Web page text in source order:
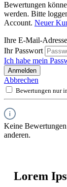
Bewertungen
werden. Bitte
Account. Neuer
Ihre E-Mail-Adresse
Ihr Passwort
Ich habe mein
Anmelden
Abbrechen
Bewertungen nur
Keine
anderen.
Lorem